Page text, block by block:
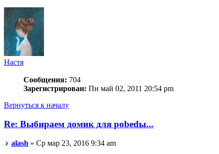
Настя
Сообщения: 704
Зарегистрирован: Пн май 02, 2011 20:54 pm
Вернуться к началу
Re: Выбираем домик для pobedы...
alash » Ср мар 23, 2016 9:34 am